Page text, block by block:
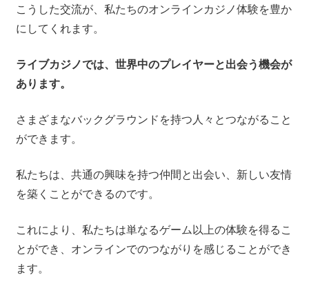
こうした交流が、私たちのオンラインカジノ体験を豊か
にしてくれます。
ライブカジノでは、世界中のプレイヤーと出会う機会が
あります。
さまざまなバックグラウンドを持つ人々とつながること
ができます。
私たちは、共通の興味を持つ仲間と出会い、新しい友情
を築くことができるのです。
これにより、私たちは単なるゲーム以上の体験を得るこ
とができ、オンラインでのつながりを感じることができ
ます。